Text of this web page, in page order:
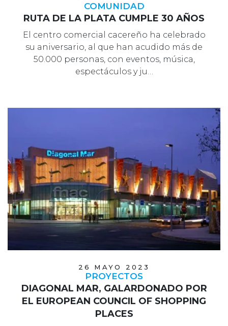
COMUNIDAD
RUTA DE LA PLATA CUMPLE 30 AÑOS
El centro comercial cacereño ha celebrado
su aniversario, al que han acudido más de
50.000 personas, con eventos, música,
espectáculos y ju…
26 MAYO 2023
PROYECTOS
DIAGONAL MAR, GALARDONADO POR
EL EUROPEAN COUNCIL OF SHOPPING
PLACES